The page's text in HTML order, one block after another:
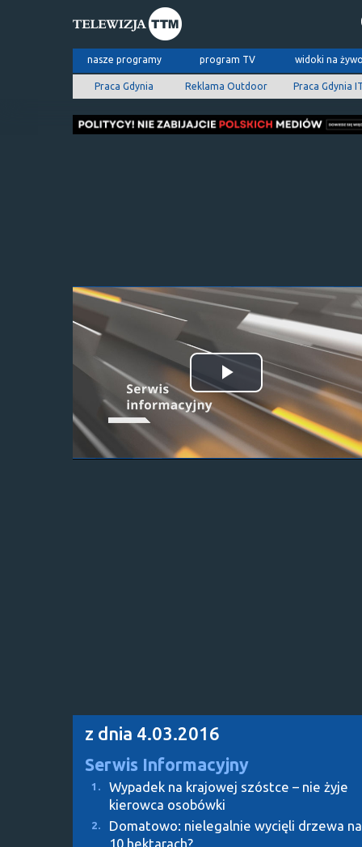
nasze programy program TV widoki na
Praca Gdynia Reklama Outdoor Praca Gdynia
Odtwórz
wideo
z dnia 4.03.2016
Serwis Informacyjny
1.
Wypadek na krajowej szóstce – nie żyje
kierowca osobówki
2.
Domatowo: nielegalnie wycięli drzewa na
10 hektarach?